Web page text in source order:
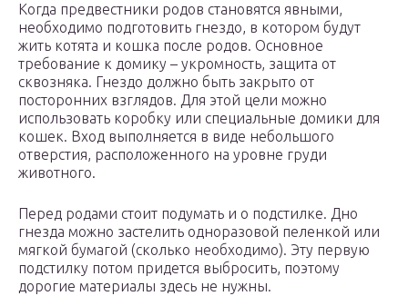
Когда предвестники родов становятся явными,
необходимо подготовить гнездо, в котором будут
жить котята и кошка после родов. Основное
требование к домику – укромность, защита от
сквозняка. Гнездо должно быть закрыто от
посторонних взглядов. Для этой цели можно
использовать коробку или специальные домики для
кошек. Вход выполняется в виде небольшого
отверстия, расположенного на уровне груди
животного.
Перед родами стоит подумать и о подстилке. Дно
гнезда можно застелить одноразовой пеленкой или
мягкой бумагой (сколько необходимо). Эту первую
подстилку потом придется выбросить, поэтому
дорогие материалы здесь не нужны.